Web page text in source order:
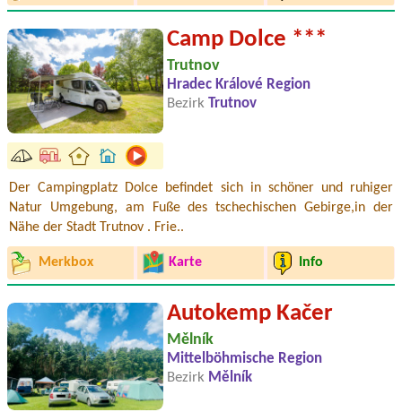
Camp Dolce ***
Trutnov
Hradec Králové Region
Bezirk
Trutnov
Der Campingplatz Dolce befindet sich in schöner und ruhiger
Natur Umgebung, am Fuße des tschechischen Gebirge,in der
Nähe der Stadt Trutnov . Frie..
Merkbox Karte Info
Autokemp Kačer
Mělník
Mittelböhmische Region
Bezirk Mělník